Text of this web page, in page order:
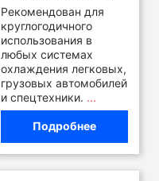
Рекомендован для
круглогодичного
использования в
любых системах
охлаждения легковых,
грузовых автомобилей
и спецтехники. ...
Подробнее